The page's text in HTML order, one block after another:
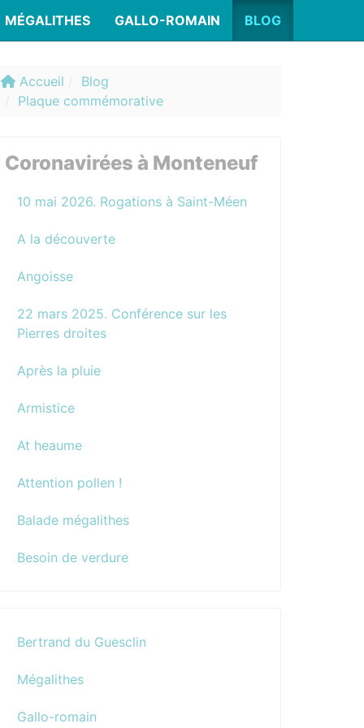
MÉGALITHES GALLO-ROMAIN BLOG
Accueil
Blog
Plaque commémorative
Coronavirées à Monteneuf
10 mai 2026. Rogations à Saint-Méen
A la découverte
Angoisse
22 mars 2025. Conférence sur les
Pierres droites
Après la pluie
Armistice
At heaume
Attention pollen !
Balade mégalithes
Besoin de verdure
Bertrand du Guesclin
Mégalithes
Gallo-romain